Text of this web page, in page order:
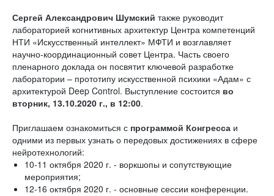
Сергей Александрович Шумский также руководит
лабораторией когнитивных архитектур Центра компетенций
НТИ «Искусственный интеллект» МФТИ и возглавляет
научно-координационный совет Центра. Часть своего
пленарного доклада он посвятит ключевой разработке
лаборатории – прототипу искусственной психики «Адам» с
архитектурой Deep Control. Выступление состоится во
вторник, 13.10.2020 г., в 12:00.
Приглашаем ознакомиться с программой Конгресса и
одними из первых узнать о передовых достижениях в сфере
нейротехнологий:
10-11 октября 2020 г. - воркшопы и сопутствующие
мероприятия;
12-16 октября 2020 г. - основные сессии конференции.